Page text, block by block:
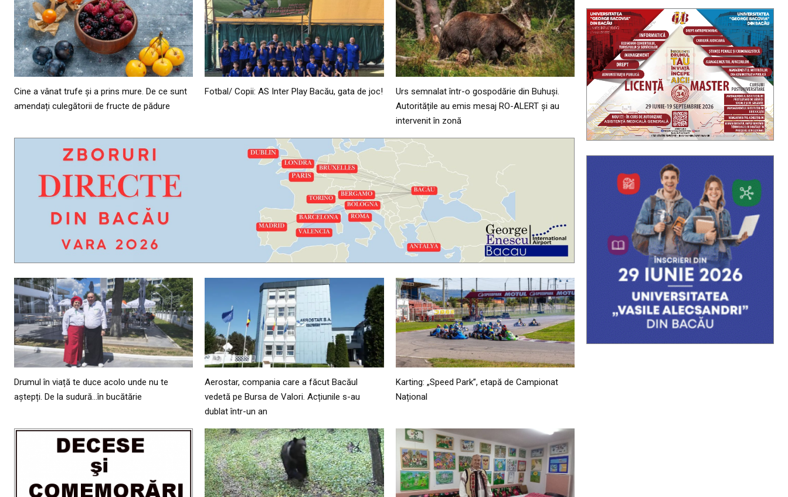
Cine a vânat trufe și a prins mure. De ce sunt
amendați culegătorii de fructe de pădure
Fotbal/ Copii: AS Inter Play Bacău, gata de joc!
Urs semnalat într-o gospodărie din Buhuși.
Autoritățile au emis mesaj RO-ALERT și au
intervenit în zonă
Drumul în viață te duce acolo unde nu te
aștepți. De la sudură…în bucătărie
Aerostar, compania care a făcut Bacăul
vedetă pe Bursa de Valori. Acțiunile s-au
dublat într-un an
Karting: „Speed Park”, etapă de Campionat
Național